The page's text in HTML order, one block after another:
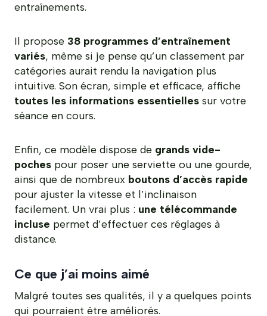
entraînements.
Il propose 38 programmes d’entraînement
variés, même si je pense qu’un classement par
catégories aurait rendu la navigation plus
intuitive. Son écran, simple et efficace, affiche
toutes les informations essentielles sur votre
séance en cours.
Enfin, ce modèle dispose de grands vide-
poches pour poser une serviette ou une gourde,
ainsi que de nombreux boutons d’accès rapide
pour ajuster la vitesse et l’inclinaison
facilement. Un vrai plus : une télécommande
incluse permet d’effectuer ces réglages à
distance.
Ce que j’ai moins aimé
Malgré toutes ses qualités, il y a quelques points
qui pourraient être améliorés.